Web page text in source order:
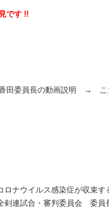
です !!
田委員長の動画説明 →
ナウイルス感染症が収束
連試合・審判委員会 委員